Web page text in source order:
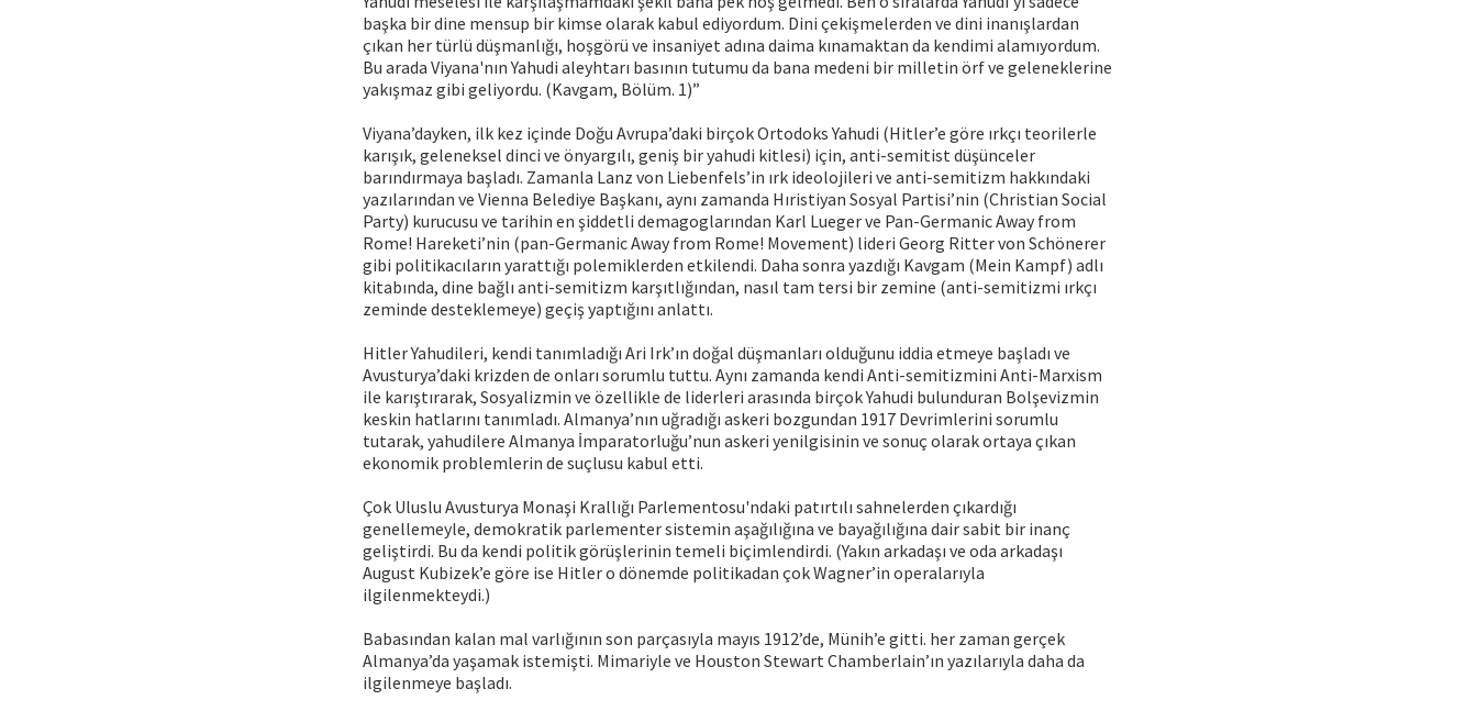
başka bir dine mensup bir kimse olarak kabul ediyordum. Dini çekişmelerden ve dini inanışlardan
çıkan her türlü düşmanlığı, hoşgörü ve insaniyet adına daima kınamaktan da kendimi alamıyordum.
Bu arada Viyana'nın Yahudi aleyhtarı basının tutumu da bana medeni bir milletin örf ve geleneklerine
yakışmaz gibi geliyordu. (Kavgam, Bölüm. 1)”
Viyana’dayken, ilk kez içinde Doğu Avrupa’daki birçok Ortodoks Yahudi (Hitler’e göre ırkçı teorilerle
karışık, geleneksel dinci ve önyargılı, geniş bir yahudi kitlesi) için, anti-semitist düşünceler
barındırmaya başladı. Zamanla Lanz von Liebenfels’in ırk ideolojileri ve anti-semitizm hakkındaki
yazılarından ve Vienna Belediye Başkanı, aynı zamanda Hıristiyan Sosyal Partisi’nin (Christian Social
Party) kurucusu ve tarihin en şiddetli demagoglarından Karl Lueger ve Pan-Germanic Away from
Rome! Hareketi’nin (pan-Germanic Away from Rome! Movement) lideri Georg Ritter von Schönerer
gibi politikacıların yarattığı polemiklerden etkilendi. Daha sonra yazdığı Kavgam (Mein Kampf) adlı
kitabında, dine bağlı anti-semitizm karşıtlığından, nasıl tam tersi bir zemine (anti-semitizmi ırkçı
zeminde desteklemeye) geçiş yaptığını anlattı.
Hitler Yahudileri, kendi tanımladığı Ari Irk’ın doğal düşmanları olduğunu iddia etmeye başladı ve
Avusturya’daki krizden de onları sorumlu tuttu. Aynı zamanda kendi Anti-semitizmini Anti-Marxism
ile karıştırarak, Sosyalizmin ve özellikle de liderleri arasında birçok Yahudi bulunduran Bolşevizmin
keskin hatlarını tanımladı. Almanya’nın uğradığı askeri bozgundan 1917 Devrimlerini sorumlu
tutarak, yahudilere Almanya İmparatorluğu’nun askeri yenilgisinin ve sonuç olarak ortaya çıkan
ekonomik problemlerin de suçlusu kabul etti.
Çok Uluslu Avusturya Monaşi Krallığı Parlementosu'ndaki patırtılı sahnelerden çıkardığı
genellemeyle, demokratik parlementer sistemin aşağılığına ve bayağılığına dair sabit bir inanç
geliştirdi. Bu da kendi politik görüşlerinin temeli biçimlendirdi. (Yakın arkadaşı ve oda arkadaşı
August Kubizek’e göre ise Hitler o dönemde politikadan çok Wagner’in operalarıyla
ilgilenmekteydi.)
Babasından kalan mal varlığının son parçasıyla mayıs 1912’de, Münih’e gitti. her zaman gerçek
Almanya’da yaşamak istemişti. Mimariyle ve Houston Stewart Chamberlain’ın yazılarıyla daha da
ilgilenmeye başladı.